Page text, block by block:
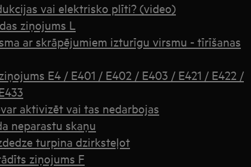
vai elektrisko plīti? (video)
ziņojums L
ar skrāpējumiem izturīgu virsmu - tīrīšanas
E4 / E401 / E402 / E403 / E421 / E422 /
aktivizēt vai tas nedarbojas
neparastu skaņu
turpina dzirksteļot
ziņojums F